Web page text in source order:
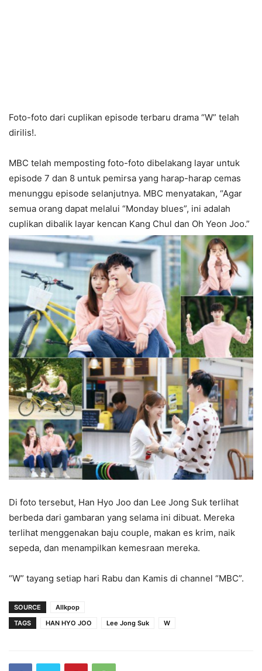
Foto-foto dari cuplikan episode terbaru drama “W” telah
dirilis!.
MBC telah memposting foto-foto dibelakang layar untuk
episode 7 dan 8 untuk pemirsa yang harap-harap cemas
menunggu episode selanjutnya. MBC menyatakan, “Agar
semua orang dapat melalui “Monday blues”, ini adalah
cuplikan dibalik layar kencan Kang Chul dan Oh Yeon Joo.”
Di foto tersebut, Han Hyo Joo dan Lee Jong Suk terlihat
berbeda dari gambaran yang selama ini dibuat. Mereka
terlihat menggenakan baju couple, makan es krim, naik
sepeda, dan menampilkan kemesraan mereka.
“W” tayang setiap hari Rabu dan Kamis di channel “MBC”.
SOURCE
Allkpop
TAGS
HAN HYO JOO Lee Jong Suk W